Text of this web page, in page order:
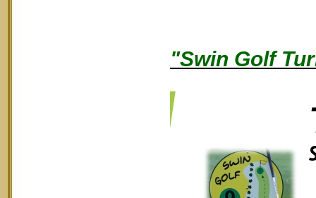
"Swin Golf